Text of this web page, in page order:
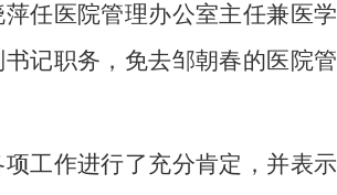
任医院管理办公室主任兼医学
记职务，免去邹朝春的医院管
工作进行了充分肯定，并表示